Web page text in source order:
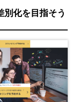
別化を目指そう